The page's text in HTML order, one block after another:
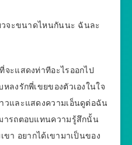
วจะขนาดไหนกันนะ ฉันละ
ะแสดงท่าทีอะไรออกไป
ลงรักพี่เขยของตัวเองในใจ
วและแสดงความเอ็นดูต่อฉัน
ารถตอบแทนความรู้สึกนั้น
ขา อยากได้เขามาเป็นของ